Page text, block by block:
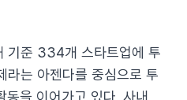
기준 334개 스타트업에 투
라는 아젠다를 중심으로 투
을 이어가고 있다. 사내